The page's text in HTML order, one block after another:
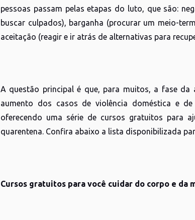
pessoas passam pelas etapas do luto, que são:
buscar culpados), barganha (procurar um meio-
aceitação (reagir e ir atrás de alternativas para
A questão principal é que, para muitos, a fase da
aumento dos casos de violência doméstica e
oferecendo uma série de cursos gratuitos para
quarentena. Confira abaixo a lista disponibilizada
Cursos gratuitos para você cuidar do corpo e da